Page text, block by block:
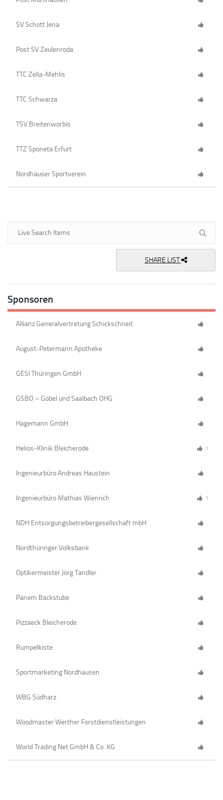
SV Schott Jena
Post SV Zeulenroda
TTC Zella-Mehlis
TTC Schwarza
TSV Breitenworbis
TTZ Sponeta Erfurt
Nordhäuser Sportverein
SHARE LIST
Sponsoren
Allianz Generalvertretung Schickschneit
August-Petermann Apotheke
GESI Thüringen GmbH
GSBO – Göbel und Saalbach OHG
Hagemann GmbH
Helios-Klinik Bleicherode 1
Ingenieurbüro Andreas Haustein
Ingenieurbüro Mathias Wienrich 1
NDH Entsorgungsbetreibergesellschaft mbH
Nordthüringer Volksbank
Optikermeister Jörg Tandler
Panem Backstube
Pizzaeck Bleicherode
Rumpelkiste
Sportmarketing Nordhausen
WBG Südharz
Woodmaster Werther Forstdienstleistungen
World Trading Net GmbH & Co. KG